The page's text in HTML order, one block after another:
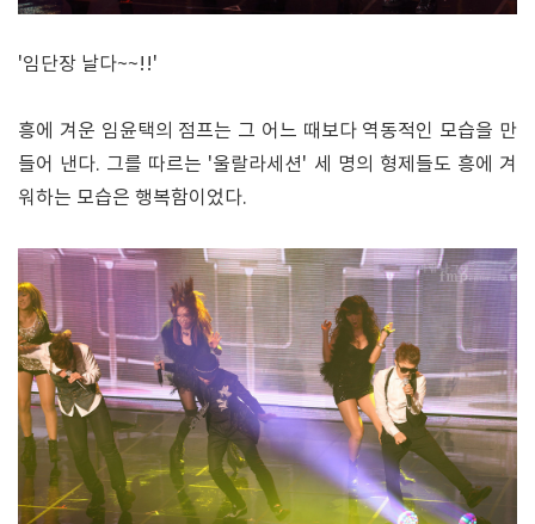
'임단장 날다~~!!'
흥에 겨운 임윤택의 점프는 그 어느 때보다 역동적인 모습을 만
들어 낸다. 그를 따르는 '울랄라세션' 세 명의 형제들도 흥에 겨
워하는 모습은 행복함이었다.